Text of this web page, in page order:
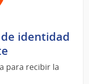
identidad
para recibir la